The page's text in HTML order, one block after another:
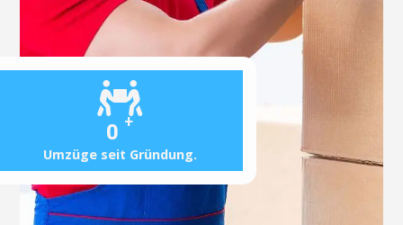
0 +
Umzüge seit Gründung.